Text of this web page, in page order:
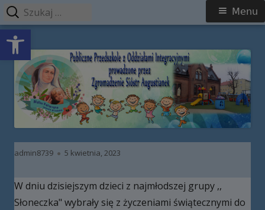
Open toolbar
Przeskocz
treści
Publiczne Przedszkole z Oddziałami
Integracyjnymi prowadzone przez
Zgromadzenie Sióstr Augustianek
Menu
główne
Menu
Autor
admin8739 Opublikowano
5 kwietnia, 2023
W dniu dzisiejszym dzieci z najmłodszej grupy ,,
Słoneczka" wybrały się z życzeniami świątecznymi do